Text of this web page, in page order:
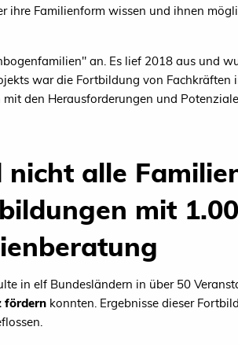
ihre Familienform wissen und ihnen
an. Es lief 2018 aus und
war die Fortbildung von
den Herausforderungen und
alle
mit
in elf Bundesländern in über 50
fördern konnten. Ergebnisse dieser